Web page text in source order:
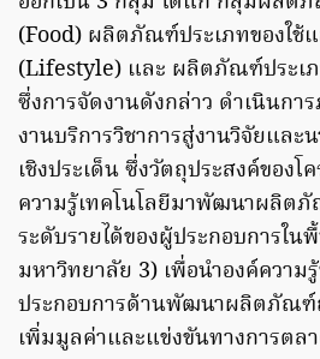
(Food) ผลิตภัณฑ์ประเภทของใช้
(Lifestyle) และ ผลิตภัณฑ์ประเ
ซึ่งการจัดงานดังกล่าว ดำเนินกา
งานบริการวิชาการสู่งานวิจัยแล
เชิงประเด็น ซึ่งวัตถุประสงค์ของโ
ความรู้เทคโนโลยีมาพัฒนาผลิต
ระดับรายได้ของผู้ประกอบการใน
มหาวิทยาลัย 3) เพื่อนำองค์ควา
ประกอบการด้านพัฒนาผลิตภัณฑ์
เพิ่มมูลค่าและแข่งขันทางการตล